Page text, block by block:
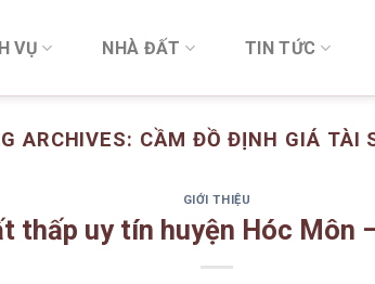
VỤ NHÀ ĐẤT TIN TỨC
ARCHIVES: CẦM ĐỒ ĐỊNH GIÁ TÀI
GIỚI THIỆU
thấp uy tín huyện Hóc Môn